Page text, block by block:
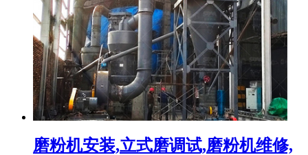
磨粉机安装,立式磨调试,磨粉机维修,